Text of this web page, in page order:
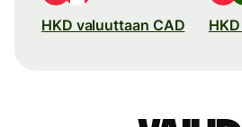
HKD valuuttaan CAD